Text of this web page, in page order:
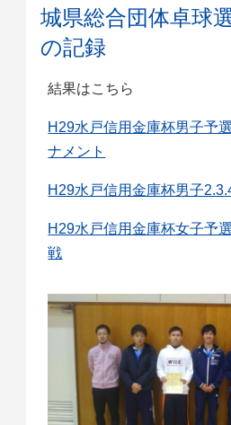
城県総合団体卓球
の記録
結果はこちら
H29水戸信用金庫杯男子予
ナメント
H29水戸信用金庫杯男子
H29水戸信用金庫杯女子予
戦